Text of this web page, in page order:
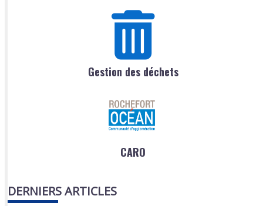
Gestion des déchets
CARO
DERNIERS ARTICLES